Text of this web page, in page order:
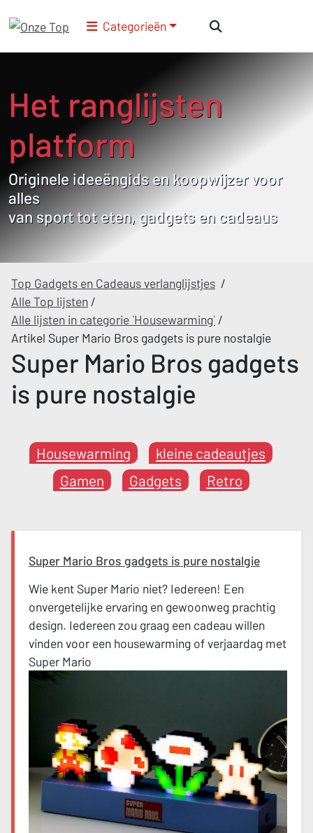
Categorieën
Het ranglijsten
platform
Originele ideeëngids en koopwijzer voor
alles
van sport tot eten, gadgets en cadeaus
Top Gadgets en Cadeaus verlanglijstjes /
Alle Top lijsten /
Alle lijsten in categorie `Housewarming` /
Artikel Super Mario Bros gadgets is pure nostalgie
Super Mario Bros gadgets
is pure nostalgie
Housewarming
kleine cadeautjes
Gamen
Gadgets Retro
Super Mario Bros gadgets is pure nostalgie
Wie kent Super Mario niet? Iedereen! Een
onvergetelijke ervaring en gewoonweg prachtig
design. Iedereen zou graag een cadeau willen
vinden voor een housewarming of verjaardag met
Super Mario